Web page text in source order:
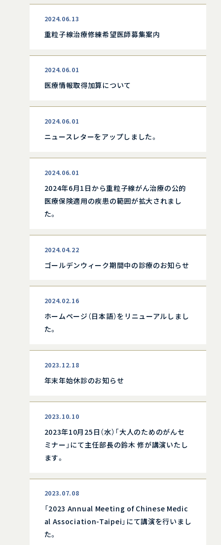
2024.06.13
重粒子線治療修練希望医師募集案内
2024.06.01
医療情報取得加算について
2024.06.01
ニュースレターをアップしました。
2024.06.01
2024年6月1日から重粒子線がん治療の公的
医療保険適用の疾患の範囲が拡大されまし
た。
2024.04.22
ゴールデンウィーク期間中の診療のお知らせ
2024.02.16
ホームページ（日本語）をリニューアルしまし
た。
2023.12.18
年末年始休診のお知らせ
2023.10.10
2023年10月25日（水）「大人のためのがんセ
ミナー」にて主任部長の鈴木 修が講演いたし
ます。
2023.07.08
「2023 Annual Meeting of Chinese Medic
al Association-Taipei」にて講演を行いまし
た。